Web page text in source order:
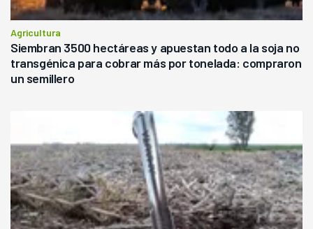
Agricultura
Siembran 3500 hectáreas y apuestan todo a la soja no
transgénica para cobrar más por tonelada: compraron
un semillero